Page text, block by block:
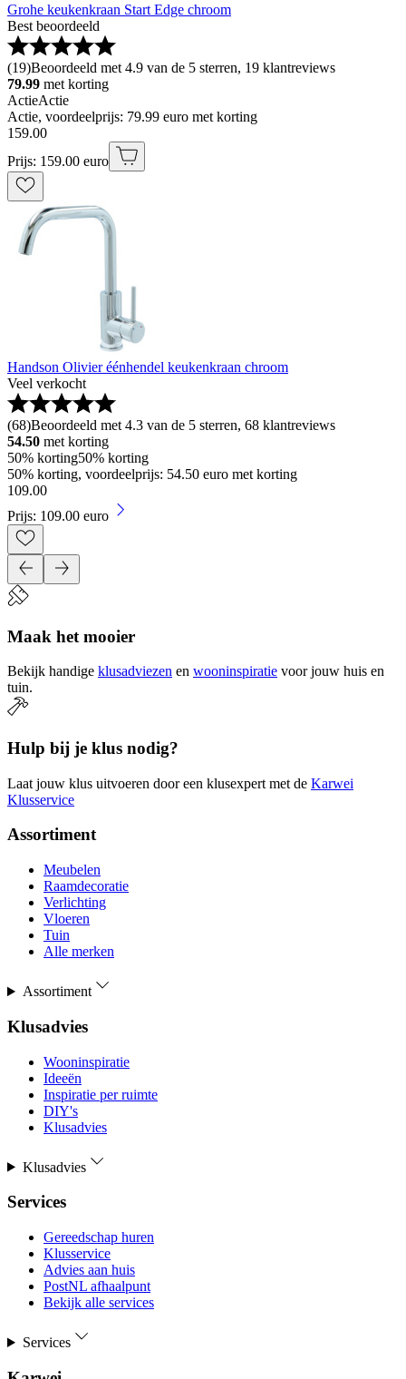
Grohe keukenkraan Start Edge chroom
Best beoordeeld
(19)Beoordeeld met 4.9 van de 5 sterren, 19 klantreviews
79.99 met korting
ActieActie
Actie, voordeelprijs: 79.99 euro met korting
159.00
Prijs: 159.00 euro
Handson Olivier éénhendel keukenkraan chroom
Veel verkocht
(68)Beoordeeld met 4.3 van de 5 sterren, 68 klantreviews
54.50 met korting
50% korting50% korting
50% korting, voordeelprijs: 54.50 euro met korting
109.00
Prijs: 109.00 euro
Maak het mooier
Bekijk handige klusadviezen en wooninspiratie voor jouw huis en
tuin.
Hulp bij je klus nodig?
Laat jouw klus uitvoeren door een klusexpert met de Karwei
Klusservice
Assortiment
Meubelen
Raamdecoratie
Verlichting
Vloeren
Tuin
Alle merken
Assortiment
Klusadvies
Wooninspiratie
Ideeën
Inspiratie per ruimte
DIY's
Klusadvies
Klusadvies
Services
Gereedschap huren
Klusservice
Advies aan huis
PostNL afhaalpunt
Bekijk alle services
Services